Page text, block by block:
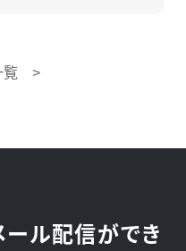
覧 >
ル配信ができ